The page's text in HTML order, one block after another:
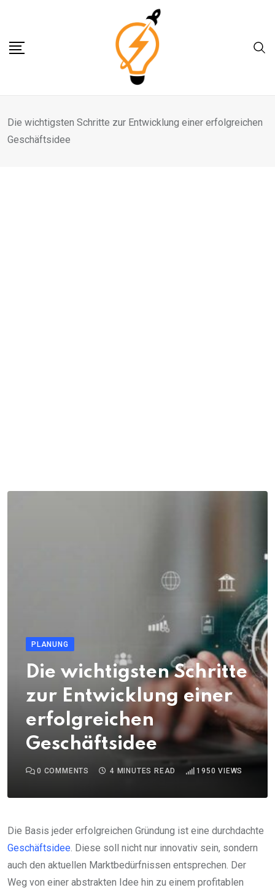
content
Die wichtigsten Schritte zur Entwicklung einer erfolgreichen
Geschäftsidee
PLANUNG
Die wichtigsten Schritte
zur Entwicklung einer
erfolgreichen
Geschäftsidee
0 COMMENTS 4 MINUTES READ 1950 VIEWS
Die Basis jeder erfolgreichen Gründung ist eine durchdachte
Geschäftsidee. Diese soll nicht nur innovativ sein, sondern
auch den aktuellen Marktbedürfnissen entsprechen. Der
Weg von einer abstrakten Idee hin zu einem profitablen